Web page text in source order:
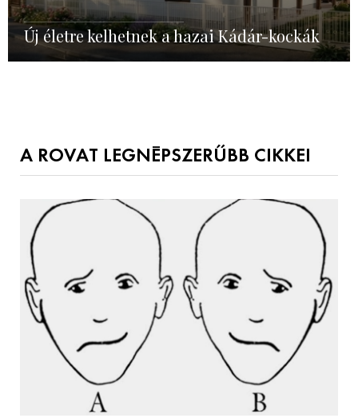
Új életre kelhetnek a hazai Kádár-kockák
A ROVAT LEGNÉPSZERŰBB CIKKEI